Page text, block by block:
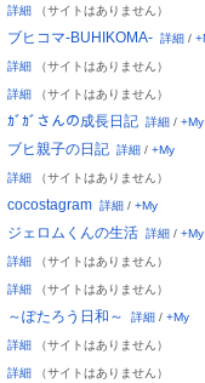
詳細（サイトはありません）
ブヒコマ-BUHIKOMA- 詳細/
詳細（サイトはありません）
詳細（サイトはありません）
ｶﾞｶﾞさんの成長日記 詳細/ +My
ブヒ親子の日記 詳細/ +My
詳細（サイトはありません）
cocostagram 詳細/ +My
ジェロムくんの生活 詳細/ +My
詳細（サイトはありません）
詳細（サイトはありません）
～ぽたろう日和～ 詳細/ +My
詳細（サイトはありません）
詳細（サイトはありません）